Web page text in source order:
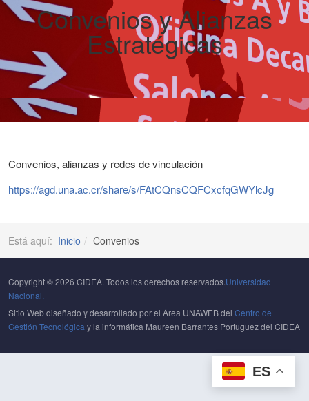
ES
Convenios y Alianzas
Estratégicas
Convenios, alianzas y redes de vinculación
https://agd.una.ac.cr/share/s/FAtCQnsCQFCxcfqGWYlcJg
Está aquí: Inicio Convenios
Copyright © 2026 CIDEA. Todos los derechos reservados.Universidad
Nacional.
Sitio Web diseñado y desarrollado por el Área UNAWEB del Centro de
Gestión Tecnológica y la informática Maureen Barrantes Portuguez del CIDEA